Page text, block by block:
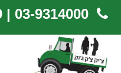
03-9314000 | 1-700-500-889